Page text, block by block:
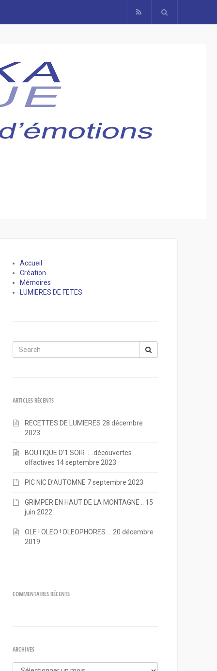
Accueil
Création
Mémoires
LUMIERES DE FETES
Search
ARTICLES RÉCENTS
RECETTES DE LUMIERES 28 décembre
2023
BOUTIQUE D’1 SOIR …. découvertes
olfactives 14 septembre 2023
PIC NIC D’AUTOMNE 7 septembre 2023
GRIMPER EN HAUT DE LA MONTAGNE ..
15
juin 2022
OLE ! OLEO ! OLEOPHORES …
20 décembre
2019
COMMENTAIRES RÉCENTS
ARCHIVES
Archives